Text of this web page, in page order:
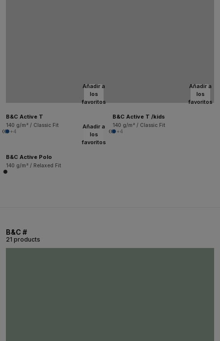
Añadir a
los
favoritos
B&C Active T
140 g/m² / Classic Fit
+4
Añadir a
los
favoritos
B&C Active T /kids
140 g/m² / Classic Fit
+4
Añadir a
los
favoritos
B&C Active Polo
140 g/m² / Relaxed Fit
B&C #
21 products